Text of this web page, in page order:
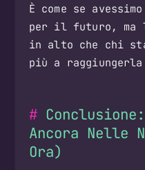
È come se
per il futuro, ma
in alto che chi
più a
Ancora Nelle
Ora)